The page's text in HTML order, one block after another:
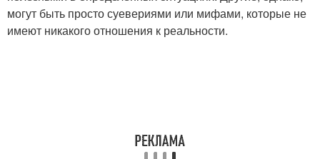
могут быть просто суевериями или мифами, которые не
имеют никакого отношения к реальности.